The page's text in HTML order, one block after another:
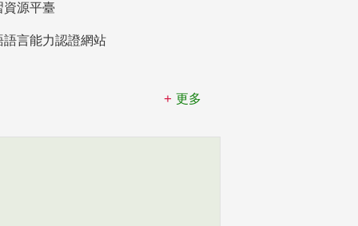
資源平臺
語言能力認證網站
更多